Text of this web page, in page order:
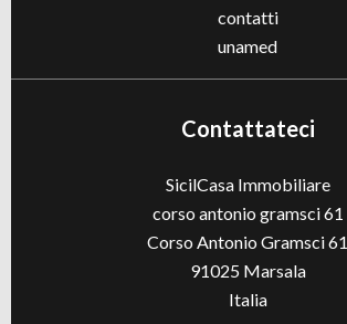
contatti
unamed
Contattateci
SicilCasa Immobiliare
corso antonio gramsci 61
Corso Antonio Gramsci 61
91025Marsala
Italia